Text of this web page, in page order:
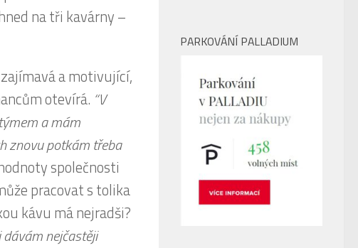
na tři kavárny –
a motivující,
otevírá. “V
a mám
znovu potkám třeba
společnosti
pracovat s tolika
kávu má nejradši?
nejčastěji
PARKOVÁNÍ PALLADIUM